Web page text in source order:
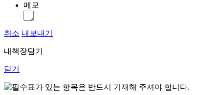
메모
취소 내보내기
내책장담기
닫기
표가 있는 항목은 반드시 기재해 주셔야 합니다.